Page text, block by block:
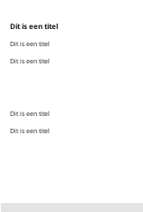
Dit is een titel
Dit is een titel
Dit is een titel
Dit is een titel
Dit is een titel